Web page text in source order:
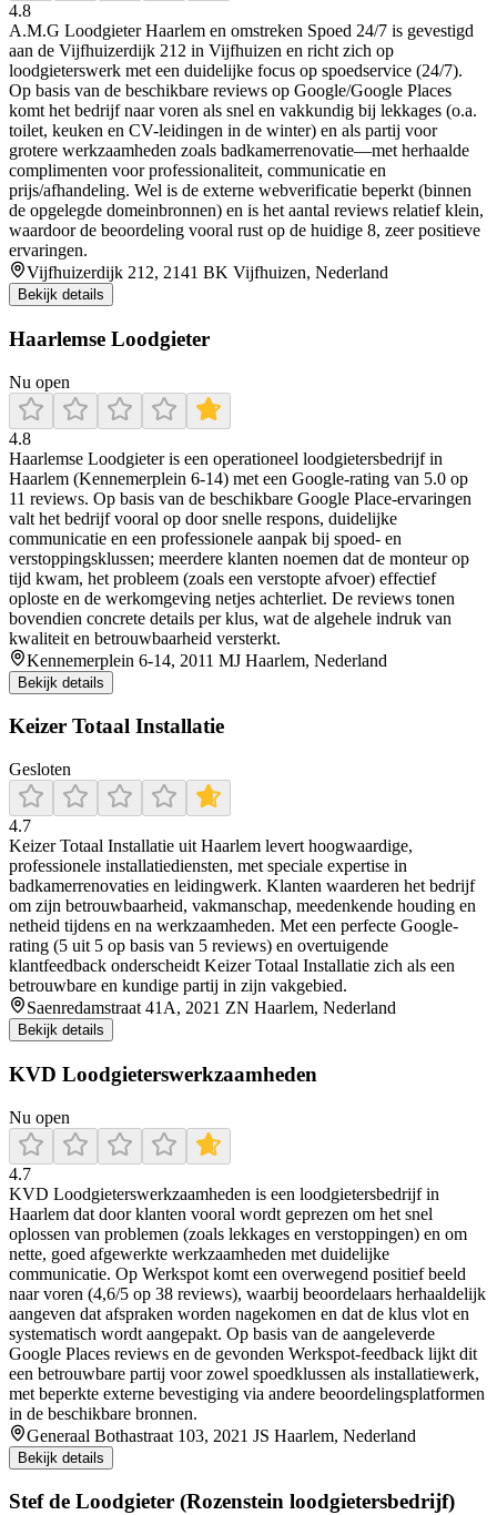
4.8
A.M.G Loodgieter Haarlem en omstreken Spoed 24/7 is gevestigd
aan de Vijfhuizerdijk 212 in Vijfhuizen en richt zich op
loodgieterswerk met een duidelijke focus op spoedservice (24/7).
Op basis van de beschikbare reviews op Google/Google Places
komt het bedrijf naar voren als snel en vakkundig bij lekkages (o.a.
toilet, keuken en CV-leidingen in de winter) en als partij voor
grotere werkzaamheden zoals badkamerrenovatie—met herhaalde
complimenten voor professionaliteit, communicatie en
prijs/afhandeling. Wel is de externe webverificatie beperkt (binnen
de opgelegde domeinbronnen) en is het aantal reviews relatief klein,
waardoor de beoordeling vooral rust op de huidige 8, zeer positieve
ervaringen.
Vijfhuizerdijk 212, 2141 BK Vijfhuizen, Nederland
Bekijk details
Haarlemse Loodgieter
Nu open
4.8
Haarlemse Loodgieter is een operationeel loodgietersbedrijf in
Haarlem (Kennemerplein 6-14) met een Google-rating van 5.0 op
11 reviews. Op basis van de beschikbare Google Place-ervaringen
valt het bedrijf vooral op door snelle respons, duidelijke
communicatie en een professionele aanpak bij spoed- en
verstoppingsklussen; meerdere klanten noemen dat de monteur op
tijd kwam, het probleem (zoals een verstopte afvoer) effectief
oploste en de werkomgeving netjes achterliet. De reviews tonen
bovendien concrete details per klus, wat de algehele indruk van
kwaliteit en betrouwbaarheid versterkt.
Kennemerplein 6-14, 2011 MJ Haarlem, Nederland
Bekijk details
Keizer Totaal Installatie
Gesloten
4.7
Keizer Totaal Installatie uit Haarlem levert hoogwaardige,
professionele installatiediensten, met speciale expertise in
badkamerrenovaties en leidingwerk. Klanten waarderen het bedrijf
om zijn betrouwbaarheid, vakmanschap, meedenkende houding en
netheid tijdens en na werkzaamheden. Met een perfecte Google-
rating (5 uit 5 op basis van 5 reviews) en overtuigende
klantfeedback onderscheidt Keizer Totaal Installatie zich als een
betrouwbare en kundige partij in zijn vakgebied.
Saenredamstraat 41A, 2021 ZN Haarlem, Nederland
Bekijk details
KVD Loodgieterswerkzaamheden
Nu open
4.7
KVD Loodgieterswerkzaamheden is een loodgietersbedrijf in
Haarlem dat door klanten vooral wordt geprezen om het snel
oplossen van problemen (zoals lekkages en verstoppingen) en om
nette, goed afgewerkte werkzaamheden met duidelijke
communicatie. Op Werkspot komt een overwegend positief beeld
naar voren (4,6/5 op 38 reviews), waarbij beoordelaars herhaaldelijk
aangeven dat afspraken worden nagekomen en dat de klus vlot en
systematisch wordt aangepakt. Op basis van de aangeleverde
Google Places reviews en de gevonden Werkspot-feedback lijkt dit
een betrouwbare partij voor zowel spoedklussen als installatiewerk,
met beperkte externe bevestiging via andere beoordelingsplatformen
in de beschikbare bronnen.
Generaal Bothastraat 103, 2021 JS Haarlem, Nederland
Bekijk details
Stef de Loodgieter (Rozenstein loodgietersbedrijf)